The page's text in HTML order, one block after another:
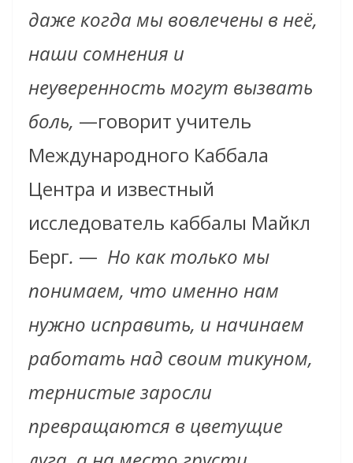
даже когда мы вовлечены в неё,
наши сомнения и
неуверенность могут вызвать
боль, —говорит учитель
Международного Каббала
Центра и известный
исследователь каббалы Майкл
Берг. — Но как только мы
понимаем, что именно нам
нужно исправить, и начинаем
работать над своим тикуном,
тернистые заросли
превращаются в цветущие